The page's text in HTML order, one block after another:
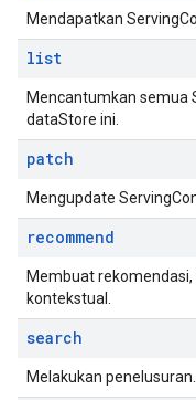
Mendapatkan
list
Mencantumkan semua
dataStore ini.
patch
Mengupdate
recommend
Membuat
kontekstual.
search
Melakukan penelusuran.